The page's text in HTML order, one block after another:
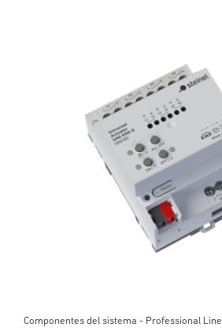
Componentes del sistema - Professional Line